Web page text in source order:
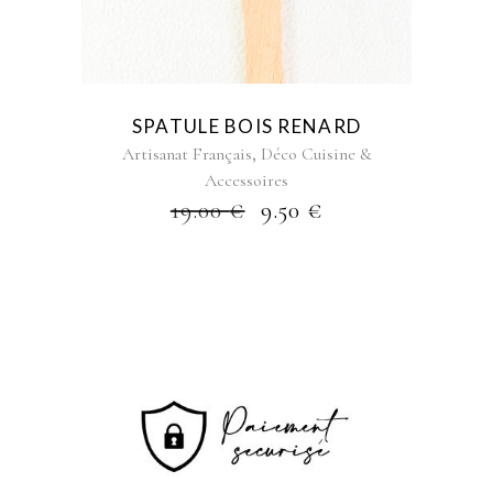
SPATULE BOIS RENARD
Artisanat Français, Déco Cuisine &
Accessoires
19.00€ 9.50 €